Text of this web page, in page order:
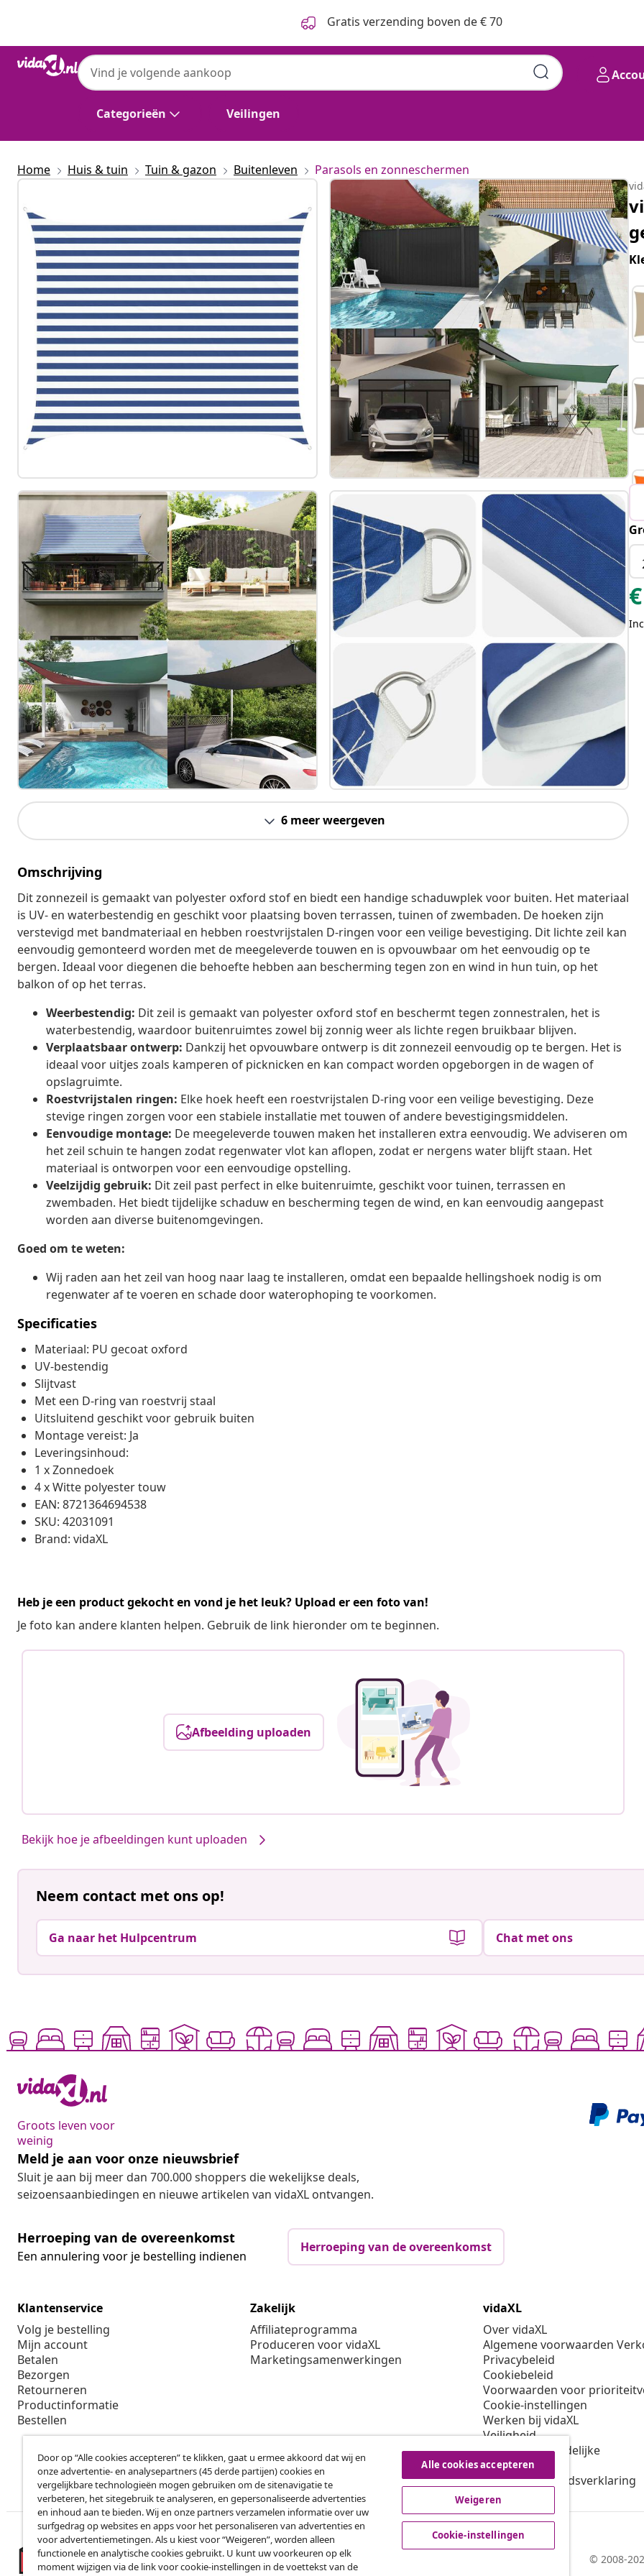
Gratis verzending boven de € 70
Categorieën Veilingen
Home Huis & tuin Tuin & gazon Buitenleven Parasols en zonneschermen
6 meer weergeven
Omschrijving
Dit zonnezeil is gemaakt van polyester oxford stof en biedt een handige schaduwplek voor buiten. Het materiaal
is UV- en waterbestendig en geschikt voor plaatsing boven terrassen, tuinen of zwembaden. De hoeken zijn
verstevigd met bandmateriaal en hebben roestvrijstalen D-ringen voor een veilige bevestiging. Dit lichte zeil kan
eenvoudig gemonteerd worden met de meegeleverde touwen en is opvouwbaar om het eenvoudig op te
bergen. Ideaal voor diegenen die behoefte hebben aan bescherming tegen zon en wind in hun tuin, op het
balkon of op het terras.
Weerbestendig: Dit zeil is gemaakt van polyester oxford stof en beschermt tegen zonnestralen, het is
waterbestendig, waardoor buitenruimtes zowel bij zonnig weer als lichte regen bruikbaar blijven.
Verplaatsbaar ontwerp: Dankzij het opvouwbare ontwerp is dit zonnezeil eenvoudig op te bergen. Het is
ideaal voor uitjes zoals kamperen of picknicken en kan compact worden opgeborgen in de wagen of
opslagruimte.
Roestvrijstalen ringen: Elke hoek heeft een roestvrijstalen D-ring voor een veilige bevestiging. Deze
stevige ringen zorgen voor een stabiele installatie met touwen of andere bevestigingsmiddelen.
Eenvoudige montage: De meegeleverde touwen maken het installeren extra eenvoudig. We adviseren om
het zeil schuin te hangen zodat regenwater vlot kan aflopen, zodat er nergens water blijft staan. Het
materiaal is ontworpen voor een eenvoudige opstelling.
Veelzijdig gebruik: Dit zeil past perfect in elke buitenruimte, geschikt voor tuinen, terrassen en
zwembaden. Het biedt tijdelijke schaduw en bescherming tegen de wind, en kan eenvoudig aangepast
worden aan diverse buitenomgevingen.
Goed om te weten:
Wij raden aan het zeil van hoog naar laag te installeren, omdat een bepaalde hellingshoek nodig is om
regenwater af te voeren en schade door waterophoping te voorkomen.
Specificaties
Materiaal: PU gecoat oxford
UV-bestendig
Slijtvast
Met een D-ring van roestvrij staal
Uitsluitend geschikt voor gebruik buiten
Montage vereist: Ja
Leveringsinhoud:
1 x Zonnedoek
4 x Witte polyester touw
EAN: 8721364694538
SKU: 42031091
Brand: vidaXL
Heb je een product gekocht en vond je het leuk? Upload er een foto van!
Je foto kan andere klanten helpen. Gebruik de link hieronder om te beginnen.
Afbeelding uploaden
Bekijk hoe je afbeeldingen kunt uploaden
€
Neem contact met ons op!
Ga naar het Hulpcentrum Chat met ons
Groots leven voor
weinig
Meld je aan voor onze nieuwsbrief
Sluit je aan bij meer dan 700.000 shoppers die wekelijkse deals,
seizoensaanbiedingen en nieuwe artikelen van vidaXL ontvangen.
Herroeping van de overeenkomst
Een annulering voor je bestelling indienen
Herroeping van de overeenkomst
Klantenservice
Volg je bestelling
Mijn account
Betalen
Bezorgen
Retourneren
Productinformatie
Bestellen
Zakelijk
Affiliateprogramma
Produceren voor vidaXL
Marketingsamenwerkingen
vidaXL
Over vidaXL
Algemene voorwaarden
Privacybeleid
Cookiebeleid
Voorwaarden voor
Cookie-instellingen
Werken bij vidaXL
Veiligheid
EU verantwoordelijke
Beleid voor EPR
Toegankelijkheidsverklaring
© 2008-
Door op “Alle cookies accepteren” te klikken, gaat u ermee akkoord dat wij en
onze advertentie- en analysepartners (45 derde partijen) cookies en
vergelijkbare technologieën mogen gebruiken om de sitenavigatie te
verbeteren, het sitegebruik te analyseren, en gepersonaliseerde advertenties
en inhoud aan te bieden. Wij en onze partners verzamelen informatie over uw
surfgedrag op websites en apps voor het personaliseren van advertenties en
voor advertentiemetingen. Als u kiest voor “Weigeren”, worden alleen
functionele en analytische cookies gebruikt. U kunt uw voorkeuren op elk
moment wijzigen via de link voor cookie-instellingen in de voettekst van de
Alle cookies accepteren
Weigeren
Cookie-instellingen